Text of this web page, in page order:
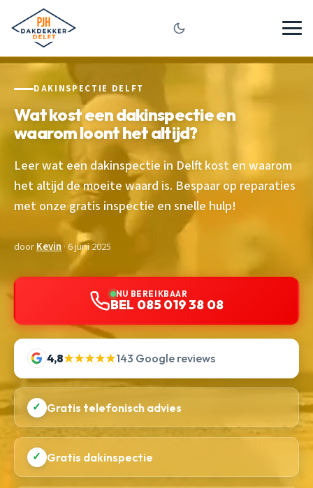
DAKINSPECTIE DELFT
Wat kost een dakinspectie en
waarom loont het altijd?
Leer wat een dakinspectie in Delft kost en waarom
het altijd de moeite waard is. Bespaar op reparaties
met onze gratis inspectie en snelle hulp!
doorKevin · 6 juni 2025
NU BEREIKBAAR
BEL 085 019 38 08
4,8★★★★★143 Google reviews
✓ Gratis telefonisch advies
✓ Gratis dakinspectie